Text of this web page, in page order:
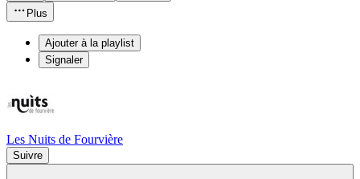
Plus
Ajouter à la playlist
Signaler
Les Nuits de Fourvière
Suivre